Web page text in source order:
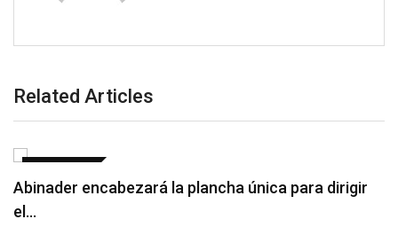
Related Articles
Poder Ejecutivo dispone extradición de dos
dominicanos requeridos…